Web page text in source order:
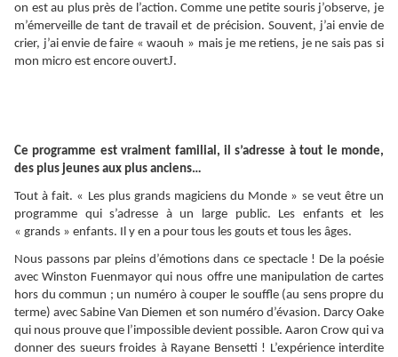
on est au plus près de l’action. Comme une petite souris j’observe, je
m’émerveille de tant de travail et de précision. Souvent, j’ai envie de
crier, j’ai envie de faire « waouh » mais je me retiens, je ne sais pas si
mon micro est encore ouvertJ.
Ce programme est vraiment familial, il s’adresse à tout le monde,
des plus jeunes aux plus anciens…
Tout à fait. « Les plus grands magiciens du Monde » se veut être un
programme qui s’adresse à un large public. Les enfants et les
« grands » enfants. Il y en a pour tous les gouts et tous les âges.
Nous passons par pleins d’émotions dans ce spectacle ! De la poésie
avec Winston Fuenmayor qui nous offre une manipulation de cartes
hors du commun ; un numéro à couper le souffle (au sens propre du
terme) avec Sabine Van Diemen et son numéro d’évasion. Darcy Oake
qui nous prouve que l’impossible devient possible. Aaron Crow qui va
donner des sueurs froides à Rayane Bensetti ! L’expérience interdite